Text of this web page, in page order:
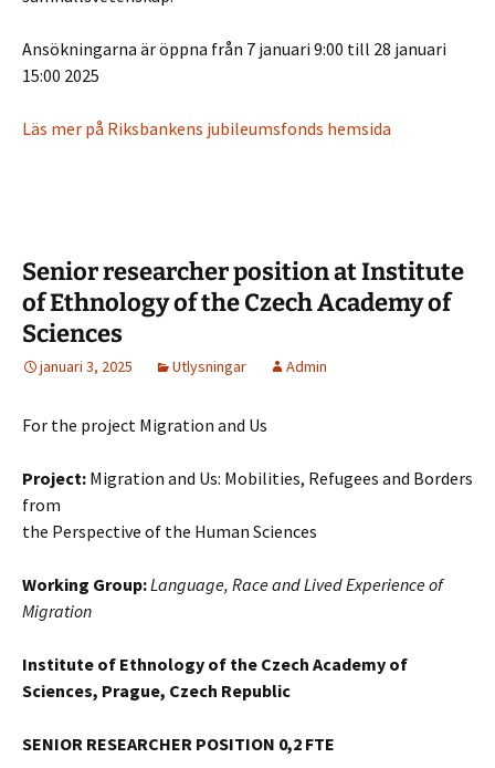
Ansökningarna är öppna från 7 januari 9:00 till 28 januari
15:00 2025
Läs mer på Riksbankens jubileumsfonds hemsida
Senior researcher position at Institute
of Ethnology of the Czech Academy of
Sciences
januari 3, 2025 Utlysningar Admin
For the project Migration and Us
Project: Migration and Us: Mobilities, Refugees and Borders
from
the Perspective of the Human Sciences
Working Group:Language, Race and Lived Experience of
Migration
Institute of Ethnology of the Czech Academy of
Sciences, Prague, Czech Republic
SENIOR RESEARCHER POSITION 0,2 FTE